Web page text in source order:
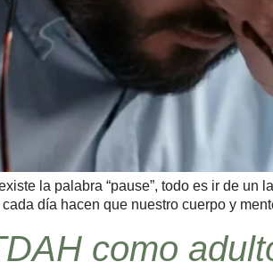
la palabra “pause”, todo es ir de un
día hacen que nuestro cuerpo y
como